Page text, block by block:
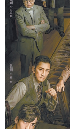
食品
学术中国
城市
彩票
公益
文化产业